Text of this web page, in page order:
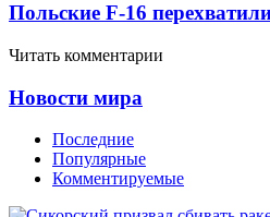
Польские F-16
Читать комментарии
Новости мира
Последние
Популярные
Комментируемые